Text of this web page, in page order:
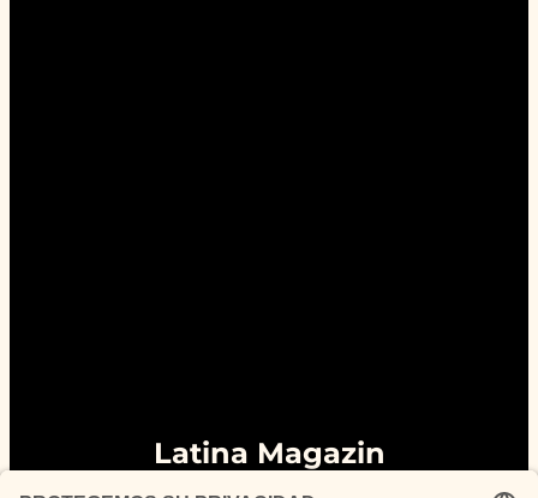
Latina Magazin